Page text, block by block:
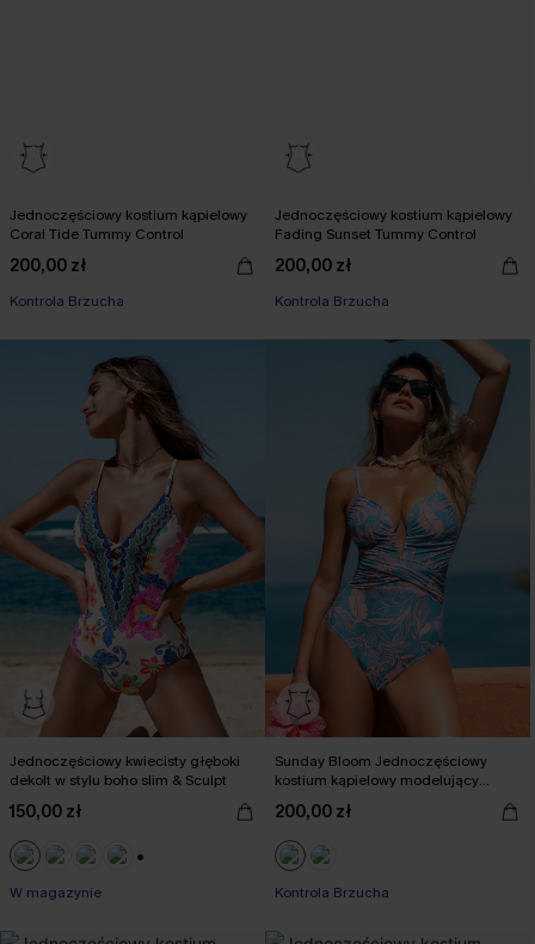
Jednoczęściowy kostium kąpielowy
Coral Tide Tummy Control
200,00 zł
Kontrola Brzucha
Jednoczęściowy kostium kąpielowy
Fading Sunset Tummy Control
200,00 zł
Kontrola Brzucha
Jednoczęściowy kwiecisty głęboki
dekolt w stylu boho slim & Sculpt
150,00 zł
W magazynie
Sunday Bloom Jednoczęściowy
kostium kąpielowy modelujący
200,00 zł
Kontrola Brzucha